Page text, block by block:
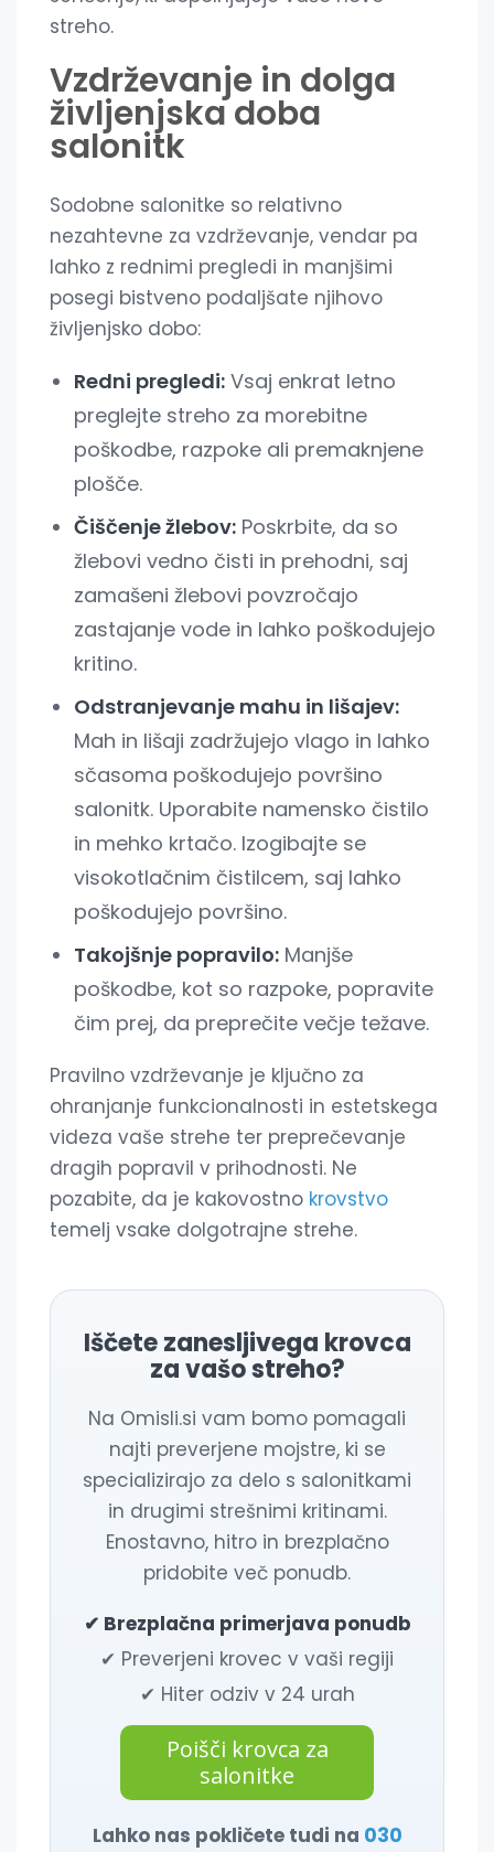
streho.
Vzdrževanje in dolga
življenjska doba
salonitk
Sodobne salonitke so relativno
nezahtevne za vzdrževanje, vendar pa
lahko z rednimi pregledi in manjšimi
posegi bistveno podaljšate njihovo
življenjsko dobo:
Redni pregledi: Vsaj enkrat letno
preglejte streho za morebitne
poškodbe, razpoke ali premaknjene
plošče.
Čiščenje žlebov: Poskrbite, da so
žlebovi vedno čisti in prehodni, saj
zamašeni žlebovi povzročajo
zastajanje vode in lahko poškodujejo
kritino.
Odstranjevanje mahu in lišajev:
Mah in lišaji zadržujejo vlago in lahko
sčasoma poškodujejo površino
salonitk. Uporabite namensko čistilo
in mehko krtačo. Izogibajte se
visokotlačnim čistilcem, saj lahko
poškodujejo površino.
Takojšnje popravilo: Manjše
poškodbe, kot so razpoke, popravite
čim prej, da preprečite večje težave.
Pravilno vzdrževanje je ključno za
ohranjanje funkcionalnosti in estetskega
videza vaše strehe ter preprečevanje
dragih popravil v prihodnosti. Ne
pozabite, da je kakovostno krovstvo
temelj vsake dolgotrajne strehe.
Iščete zanesljivega krovca
za vašo streho?
Na Omisli.si vam bomo pomagali
najti preverjene mojstre, ki se
specializirajo za delo s salonitkami
in drugimi strešnimi kritinami.
Enostavno, hitro in brezplačno
pridobite več ponudb.
✔ Brezplačna primerjava ponudb
✔ Preverjeni krovec v vaši regiji
✔ Hiter odziv v 24 urah
Poišči krovca za
salonitke
Lahko nas pokličete tudi na 030